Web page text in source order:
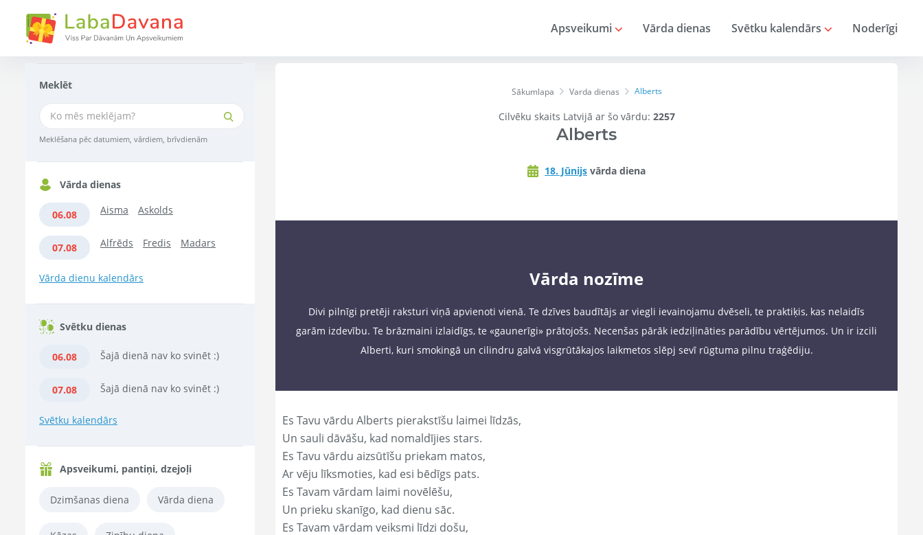
Apsveikumi Vārda dienas Svētku kalendārs Noderīgi
Meklēt
Meklēšana pēc datumiem, vārdiem, brīvdienām
Vārda dienas
06.08 Aisma Askolds
07.08 Alfrēds Fredis Madars
Vārda dienu kalendārs
Svētku dienas
06.08 Šajā dienā nav ko svinēt :)
07.08 Šajā dienā nav ko svinēt :)
Svētku kalendārs
Apsveikumi, pantiņi, dzejoļi
Dzimšanas diena Vārda diena
Sākumlapa Varda dienas Alberts
Cilvēku skaits Latvijā ar šo vārdu: 2257
Alberts
18. Jūnijs vārda diena
Vārda nozīme
Divi pilnīgi pretēji raksturi viņā apvienoti vienā. Te dzīves baudītājs ar viegli ievainojamu dvēseli, te praktiķis, kas nelaidīs
garām izdevību. Te brāzmaini izlaidīgs, te «gaunerīgi» prātojošs. Necenšas pārāk iedziļināties parādību vērtējumos. Un ir izcili
Alberti, kuri smokingā un cilindru galvā visgrūtākajos laikmetos slēpj sevī rūgtuma pilnu traģēdiju.
Es Tavu vārdu Alberts pierakstīšu laimei līdzās,
Un sauli dāvāšu, kad nomaldījies stars.
Es Tavu vārdu aizsūtīšu priekam matos,
Ar vēju līksmoties, kad esi bēdīgs pats.
Es Tavam vārdam laimi novēlēšu,
Un prieku skanīgo, kad dienu sāc.
Es Tavam vārdam veiksmi līdzi došu,